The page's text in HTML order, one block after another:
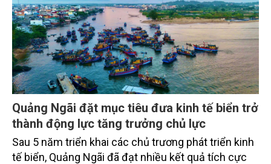
Quảng Ngãi đặt mục tiêu đưa kinh tế biển trở
thành động lực tăng trưởng chủ lực
Sau 5 năm triển khai các chủ trương phát triển kinh
tế biển, Quảng Ngãi đã đạt nhiều kết quả tích cực